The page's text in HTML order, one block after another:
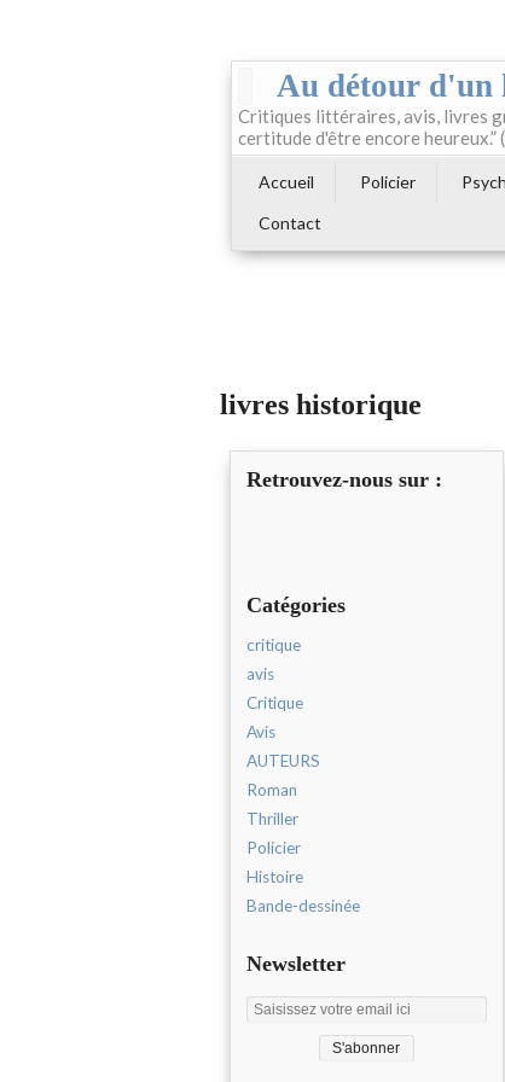
Au détour
Critiques littéraires, avis, livres
certitude d'être encore heureux.”
Accueil Policier
Contact
livres historique
Retrouvez-nous sur :
Catégories
critique
avis
Critique
Avis
AUTEURS
Roman
Thriller
Policier
Histoire
Bande-dessinée
Newsletter